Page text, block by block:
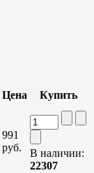
Цена Купить
991
руб.
В наличии:
22307